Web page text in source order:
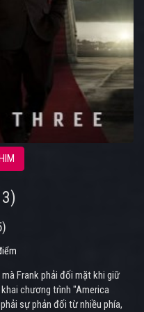
Frank phải đối mặt khi giữ
chương trình "America
sự phản đối từ nhiều phía,